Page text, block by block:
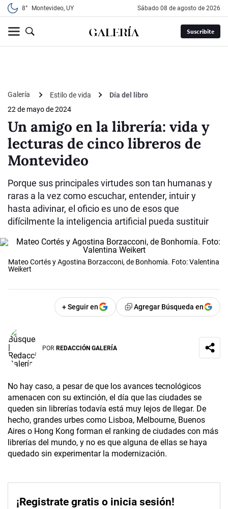
8° Montevideo, UY sábado 08 de agosto de 2026
Suscribite
Galería Estilo de vida
Día del libro
22 de mayo de 2024
Un amigo en la librería: vida y
lecturas de cinco libreros de
Montevideo
Porque sus principales virtudes son tan humanas y
raras a la vez como escuchar, entender, intuir y
hasta adivinar, el oficio es uno de esos que
difícilmente la inteligencia artificial pueda sustituir
Mateo Cortés y Agostina Borzacconi, de Bonhomía. Foto: Valentina
Weikert
+ Seguir en Agregar Búsqueda en
POR REDACCIÓN GALERÍA
No hay caso, a pesar de que los avances tecnológicos
amenacen con su extinción, el día que las ciudades se
queden sin librerías todavía está muy lejos de llegar. De
hecho, grandes urbes como Lisboa, Melbourne, Buenos
Aires o Hong Kong forman el ranking de ciudades con más
librerías del mundo, y no es que alguna de ellas se haya
quedado sin experimentar la modernización.
¡Registrate gratis o inicia sesión!